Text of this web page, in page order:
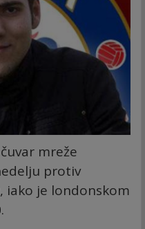
mreže
protiv
iako je londonskom